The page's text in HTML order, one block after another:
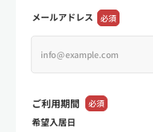
メールアドレス 必須
ご利用期間 必須
希望入居日